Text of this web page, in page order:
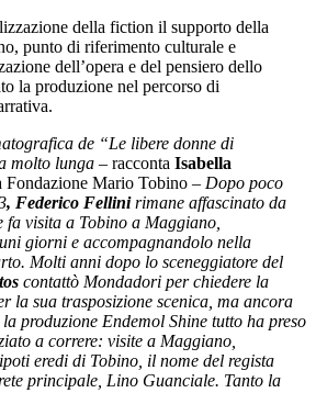
della fiction il supporto della
punto di riferimento culturale e
dell’opera e del pensiero dello
la produzione nel percorso di
de “Le libere donne di
molto lunga – racconta Isabella
Fondazione Mario Tobino – Dopo poco
, Federico Fellinirimane affascinato da
fa visita a Tobino a Maggiano,
giorni e accompagnandolo nella
Molti anni dopo lo sceneggiatore del
contattò Mondadori per chiedere la
la sua trasposizione scenica, ma ancora
produzione Endemol Shine tutto ha preso
a correre: visite a Maggiano,
eredi di Tobino, il nome del regista
principale, Lino Guanciale. Tanto la